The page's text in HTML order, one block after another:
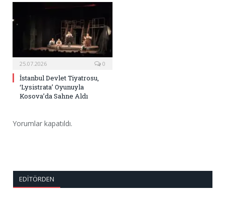
25.07.2026 0
İstanbul Devlet Tiyatrosu,
‘Lysistrata’ Oyunuyla
Kosova’da Sahne Aldı
Yorumlar kapatıldı.
EDITÖRDEN